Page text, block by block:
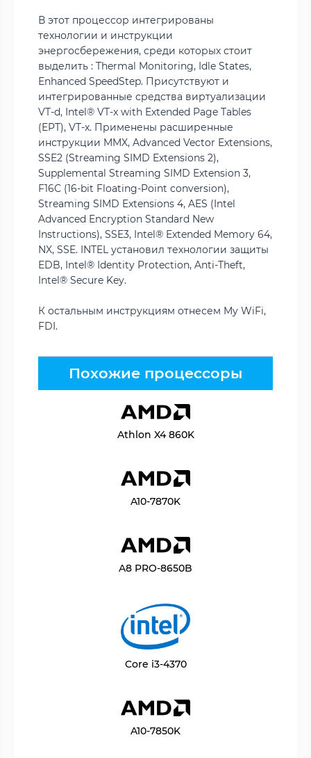
В этот процессор интегрированы
технологии и инструкции
энергосбережения, среди которых стоит
выделить : Thermal Monitoring, Idle States,
Enhanced SpeedStep. Присутствуют и
интегрированные средства виртуализации
VT-d, Intel® VT-x with Extended Page Tables
(EPT), VT-x. Применены расширенные
инструкции MMX, Advanced Vector Extensions,
SSE2 (Streaming SIMD Extensions 2),
Supplemental Streaming SIMD Extension 3,
F16C (16-bit Floating-Point conversion),
Streaming SIMD Extensions 4, AES (Intel
Advanced Encryption Standard New
Instructions), SSE3, Intel® Extended Memory 64,
NX, SSE. INTEL установил технологии защиты
EDB, Intel® Identity Protection, Anti-Theft,
Intel® Secure Key.
К остальным инструкциям отнесем My WiFi,
FDI.
Похожие процессоры
Athlon X4 860K
A10-7870K
A8 PRO-8650B
Core i3-4370
A10-7850K